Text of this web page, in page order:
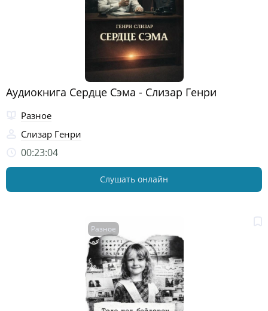
Аудиокнига Сердце Сэма - Слизар Генри
Разное
Слизар Генри
00:23:04
Слушать онлайн
Разное